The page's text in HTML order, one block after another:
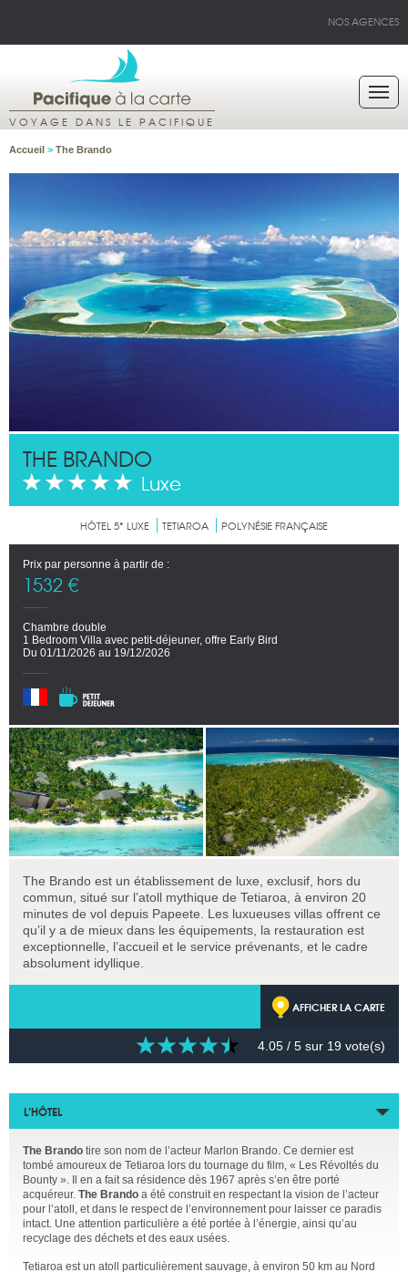
NOS AGENCES
VOYAGE DANS LE PACIFIQUE
Accueil > The Brando
THE BRANDO
Luxe
HÔTEL 5* LUXE TETIAROA POLYNÉSIE FRANÇAISE
Prix par personne à partir de :
1532 €
Chambre double
1 Bedroom Villa avec petit-déjeuner, offre Early Bird
Du 01/11/2026 au 19/12/2026
The Brando est un établissement de luxe, exclusif, hors du
commun, situé sur l’atoll mythique de Tetiaroa, à environ 20
minutes de vol depuis Papeete. Les luxueuses villas offrent ce
qu’il y a de mieux dans les équipements, la restauration est
exceptionnelle, l’accueil et le service prévenants, et le cadre
absolument idyllique.
AFFICHER LA CARTE
4.05 / 5 sur 19 vote(s)
L’HÔTEL
The Brando tire son nom de l’acteur Marlon Brando. Ce dernier est
tombé amoureux de Tetiaroa lors du tournage du film, « Les Révoltés du
Bounty ». Il en a fait sa résidence dès 1967 après s’en être porté
acquéreur. The Brando a été construit en respectant la vision de l’acteur
pour l’atoll, et dans le respect de l’environnement pour laisser ce paradis
intact. Une attention particulière a été portée à l’énergie, ainsi qu’au
recyclage des déchets et des eaux usées.
Tetiaroa est un atoll particulièrement sauvage, à environ 50 km au Nord